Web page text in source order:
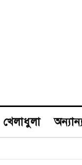
খেলাধুলা